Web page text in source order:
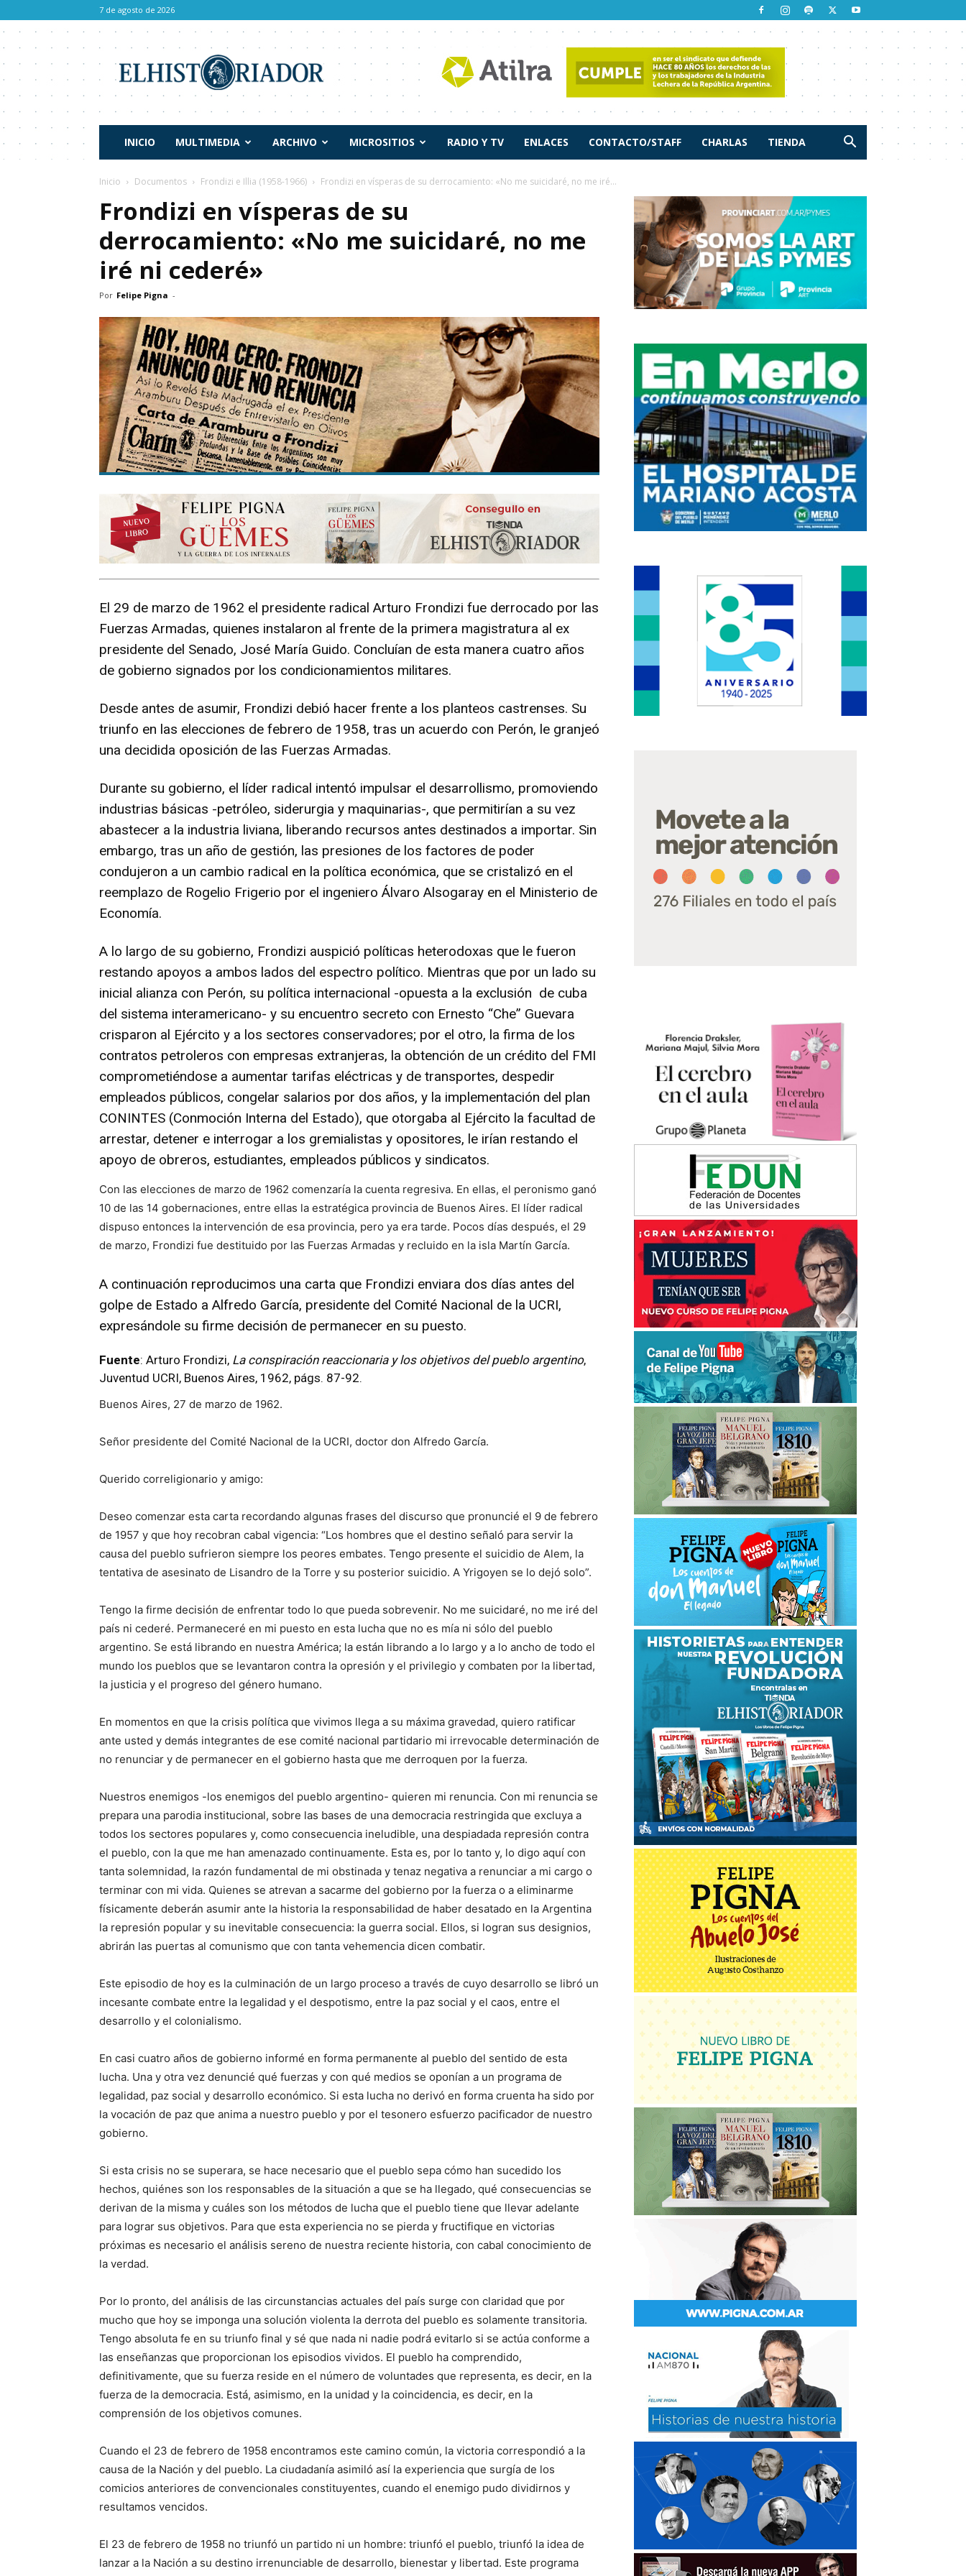
7 de agosto de 2026
Historiador
INICIO MULTIMEDIA ARCHIVO MICROSITIOS RADIO Y TV ENLACES CONTACTO/STAFF CHARLAS TIENDA
Inicio Documentos Frondizi e Illia (1958-1966) Frondizi en vísperas de su derrocamiento: «No me suicidaré, no me iré...
Frondizi en vísperas de su
derrocamiento: «No me suicidaré, no me
iré ni cederé»
Por Felipe Pigna -
El 29 de marzo de 1962 el presidente radical Arturo Frondizi fue derrocado por las
Fuerzas Armadas, quienes instalaron al frente de la primera magistratura al ex
presidente del Senado, José María Guido. Concluían de esta manera cuatro años
de gobierno signados por los condicionamientos militares.
Desde antes de asumir, Frondizi debió hacer frente a los planteos castrenses. Su
triunfo en las elecciones de febrero de 1958, tras un acuerdo con Perón, le granjeó
una decidida oposición de las Fuerzas Armadas.
Durante su gobierno, el líder radical intentó impulsar el desarrollismo, promoviendo
industrias básicas -petróleo, siderurgia y maquinarias-, que permitirían a su vez
abastecer a la industria liviana, liberando recursos antes destinados a importar. Sin
embargo, tras un año de gestión, las presiones de los factores de poder
condujeron a un cambio radical en la política económica, que se cristalizó en el
reemplazo de Rogelio Frigerio por el ingeniero Álvaro Alsogaray en el Ministerio de
Economía.
A lo largo de su gobierno, Frondizi auspició políticas heterodoxas que le fueron
restando apoyos a ambos lados del espectro político. Mientras que por un lado su
inicial alianza con Perón, su política internacional -opuesta a la exclusión de cuba
del sistema interamericano- y su encuentro secreto con Ernesto “Che” Guevara
crisparon al Ejército y a los sectores conservadores; por el otro, la firma de los
contratos petroleros con empresas extranjeras, la obtención de un crédito del FMI
comprometiéndose a aumentar tarifas eléctricas y de transportes, despedir
empleados públicos, congelar salarios por dos años, y la implementación del plan
CONINTES (Conmoción Interna del Estado), que otorgaba al Ejército la facultad de
arrestar, detener e interrogar a los gremialistas y opositores, le irían restando el
apoyo de obreros, estudiantes, empleados públicos y sindicatos.
Con las elecciones de marzo de 1962 comenzaría la cuenta regresiva. En ellas, el peronismo ganó
10 de las 14 gobernaciones, entre ellas la estratégica provincia de Buenos Aires. El líder radical
dispuso entonces la intervención de esa provincia, pero ya era tarde. Pocos días después, el 29
de marzo, Frondizi fue destituido por las Fuerzas Armadas y recluido en la isla Martín García.
A continuación reproducimos una carta que Frondizi enviara dos días antes del
golpe de Estado a Alfredo García, presidente del Comité Nacional de la UCRI,
expresándole su firme decisión de permanecer en su puesto.
Fuente: Arturo Frondizi, La conspiración reaccionaria y los objetivos del pueblo argentino,
Juventud UCRI, Buenos Aires, 1962, págs. 87-92.
Buenos Aires, 27 de marzo de 1962.
Señor presidente del Comité Nacional de la UCRI, doctor don Alfredo García.
Querido correligionario y amigo:
Deseo comenzar esta carta recordando algunas frases del discurso que pronuncié el 9 de febrero
de 1957 y que hoy recobran cabal vigencia: “Los hombres que el destino señaló para servir la
causa del pueblo sufrieron siempre los peores embates. Tengo presente el suicidio de Alem, la
tentativa de asesinato de Lisandro de la Torre y su posterior suicidio. A Yrigoyen se lo dejó solo”.
Tengo la firme decisión de enfrentar todo lo que pueda sobrevenir. No me suicidaré, no me iré del
país ni cederé. Permaneceré en mi puesto en esta lucha que no es mía ni sólo del pueblo
argentino. Se está librando en nuestra América; la están librando a lo largo y a lo ancho de todo el
mundo los pueblos que se levantaron contra la opresión y el privilegio y combaten por la libertad,
la justicia y el progreso del género humano.
En momentos en que la crisis política que vivimos llega a su máxima gravedad, quiero ratificar
ante usted y demás integrantes de ese comité nacional partidario mi irrevocable determinación de
no renunciar y de permanecer en el gobierno hasta que me derroquen por la fuerza.
Nuestros enemigos -los enemigos del pueblo argentino- quieren mi renuncia. Con mi renuncia se
prepara una parodia institucional, sobre las bases de una democracia restringida que excluya a
todos los sectores populares y, como consecuencia ineludible, una despiadada represión contra
el pueblo, con la que me han amenazado continuamente. Esta es, por lo tanto y, lo digo aquí con
tanta solemnidad, la razón fundamental de mi obstinada y tenaz negativa a renunciar a mi cargo o
terminar con mi vida. Quienes se atrevan a sacarme del gobierno por la fuerza o a eliminarme
físicamente deberán asumir ante la historia la responsabilidad de haber desatado en la Argentina
la represión popular y su inevitable consecuencia: la guerra social. Ellos, si logran sus designios,
abrirán las puertas al comunismo que con tanta vehemencia dicen combatir.
Este episodio de hoy es la culminación de un largo proceso a través de cuyo desarrollo se libró un
incesante combate entre la legalidad y el despotismo, entre la paz social y el caos, entre el
desarrollo y el colonialismo.
En casi cuatro años de gobierno informé en forma permanente al pueblo del sentido de esta
lucha. Una y otra vez denuncié qué fuerzas y con qué medios se oponían a un programa de
legalidad, paz social y desarrollo económico. Si esta lucha no derivó en forma cruenta ha sido por
la vocación de paz que anima a nuestro pueblo y por el tesonero esfuerzo pacificador de nuestro
gobierno.
Si esta crisis no se superara, se hace necesario que el pueblo sepa cómo han sucedido los
hechos, quiénes son los responsables de la situación a que se ha llegado, qué consecuencias se
derivan de la misma y cuáles son los métodos de lucha que el pueblo tiene que llevar adelante
para lograr sus objetivos. Para que esta experiencia no se pierda y fructifique en victorias
próximas es necesario el análisis sereno de nuestra reciente historia, con cabal conocimiento de
la verdad.
Por lo pronto, del análisis de las circunstancias actuales del país surge con claridad que por
mucho que hoy se imponga una solución violenta la derrota del pueblo es solamente transitoria.
Tengo absoluta fe en su triunfo final y sé que nada ni nadie podrá evitarlo si se actúa conforme a
las enseñanzas que proporcionan los episodios vividos. El pueblo ha comprendido,
definitivamente, que su fuerza reside en el número de voluntades que representa, es decir, en la
fuerza de la democracia. Está, asimismo, en la unidad y la coincidencia, es decir, en la
comprensión de los objetivos comunes.
Cuando el 23 de febrero de 1958 encontramos este camino común, la victoria correspondió a la
causa de la Nación y del pueblo. La ciudadanía asimiló así la experiencia que surgía de los
comicios anteriores de convencionales constituyentes, cuando el enemigo pudo dividirnos y
resultamos vencidos.
El 23 de febrero de 1958 no triunfó un partido ni un hombre: triunfó el pueblo, triunfó la idea de
lanzar a la Nación a su destino irrenunciable de desarrollo, bienestar y libertad. Este programa